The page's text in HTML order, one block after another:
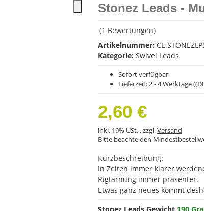
Stonez Leads -
(1 Bewertungen)
Artikelnummer: CL-
Kategorie: Swivel Leads
Sofort verfügbar
Lieferzeit: 2 - 4 Werktage
2,60 €
inkl. 19% USt. , zzgl.Versand
Bitte beachte den
Kurzbeschreibung:
In Zeiten immer klarer
Rigtarnung immer präsenter.
Etwas ganz neues kommt
Stonez Leads Gewicht 190